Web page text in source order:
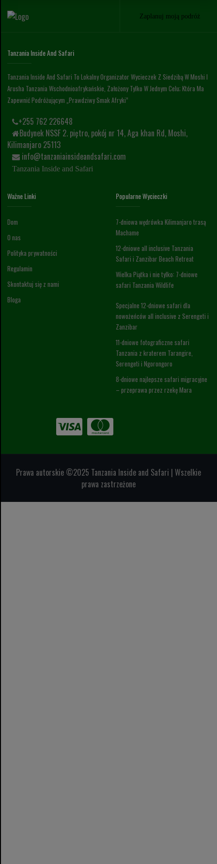
Zaplanuj moją podróż
Tanzania Inside And Safari
Tanzania Inside And Safari To Lokalny Organizator Wycieczek Z Siedzibą W Moshi I
Arusha Tanzania Wschodnioafrykańskie, Założony Tylko W Jednym Celu; Która Ma
Zapewnić Podróżującym „prawdziwy Smak Afryki”
+255 762 226648
Budynek NSSF 2. piętro, pokój nr 14, Aga khan Rd, Moshi,
Kilimanjaro 25113
info@tanzaniainsideandsafari.com
Tanzania Inside and Safari
Ważne Linki
Dom
O nas
Polityka prywatności
Regulamin
Skontaktuj się z nami
Bloga
Popularne Wycieczki
7-dniowa wędrówka Kilimanjaro trasą
Machame
12-dniowe all inclusive Tanzania
Safari i Zanzibar Beach Retreat
Wielka Piątka i nie tylko: 7-dniowe
safari Tanzania Wildlife
Specjalne 12-dniowe safari dla
nowożeńców all inclusive z Serengeti i
Zanzibar
11-dniowe fotograficzne safari
Tanzania z kraterem Tarangire,
Serengeti i Ngorongoro
8-dniowe najlepsze safari migracyjne
– przeprawa przez rzekę Mara
Prawa autorskie ©2025 Tanzania Inside and Safari | Wszelkie
prawa zastrzeżone